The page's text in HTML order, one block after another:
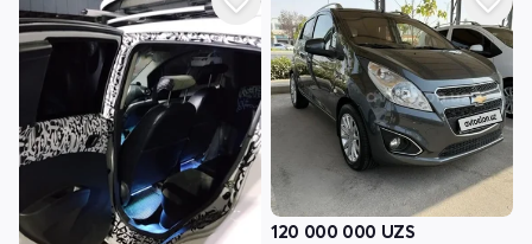
120 000 000 UZS